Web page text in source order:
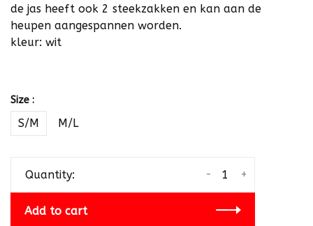
de jas heeft ook 2 steekzakken en kan aan de
heupen aangespannen worden.
kleur: wit
Size :
S/M M/L
Quantity: +
-
Add to cart